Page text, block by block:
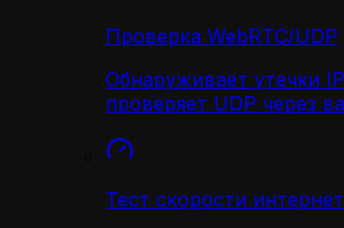
Проверка WebRTC/UDP
Обнаруживает утечки
проверяет UDP через
Тест скорости